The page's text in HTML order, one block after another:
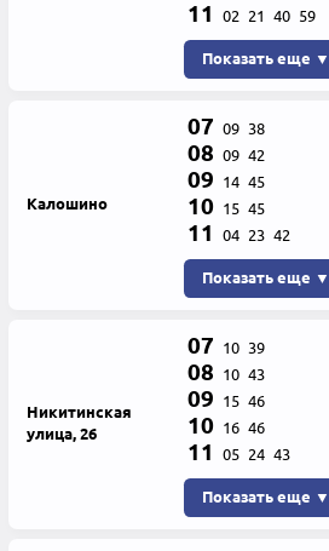
11 02 21 40 59
Показать еще ▼
Калошино
07 09 38
08 09 42
09 14 45
10 15 45
11 04 23 42
Показать еще ▼
Никитинская
улица, 26
07 10 39
08 10 43
09 15 46
10 16 46
11 05 24 43
Показать еще ▼